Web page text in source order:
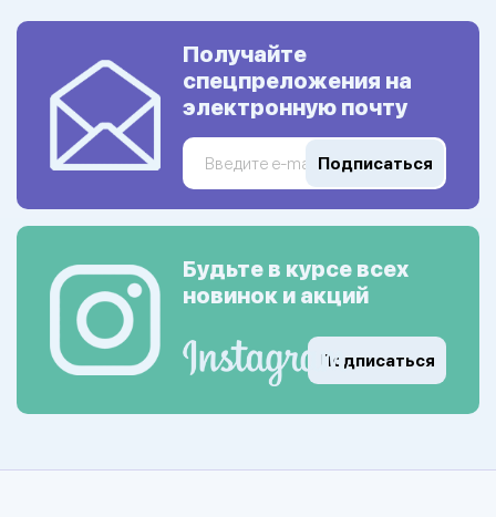
Получайте
спецпреложения на
электронную почту
Подписаться
Будьте в курсе всех
новинок и акций
Подписаться